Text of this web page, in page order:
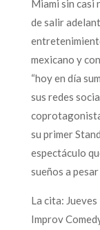
Miami sin casi
de salir
mexicano y
“hoy en día
sus redes
su primer
espectáculo
sueños a
La cita:
Improv